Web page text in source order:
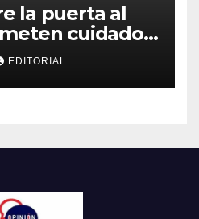
la puerta al
cuidado
EDITORIAL